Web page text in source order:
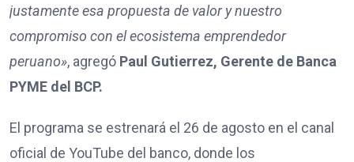
justamente esa propuesta de valor y nuestro
compromiso con el ecosistema emprendedor
peruano», agregó Paul Gutierrez, Gerente de Banca
PYME del BCP.
El programa se estrenará el 26 de agosto en el canal
oficial de YouTube del banco, donde los